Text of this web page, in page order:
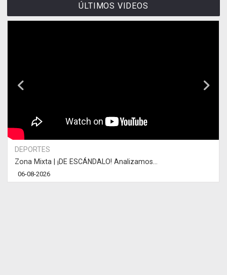
ÚLTIMOS VIDEOS
DEPORTES
Zona Mixta | ¡DE ESCÁNDALO! Analizamos...
06-08-2026